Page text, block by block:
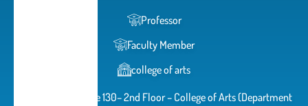
Professor
Faculty Member
college of arts
Building 2 – Office 130– 2nd Floor – College of Arts (Department